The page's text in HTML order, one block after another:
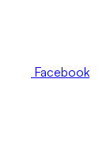
Facebook